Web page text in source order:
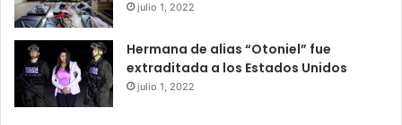
julio 1, 2022
Hermana de alias “Otoniel” fue
extraditada a los Estados Unidos
julio 1, 2022